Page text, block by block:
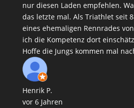
nur diesen Laden empfehlen.
das letzte mal. Als Triathlet seit
eines ehemaligen Rennrades
ich die Kompetenz dort
Hoffe die Jungs kommen mal
Henrik P.
vor 6 Jahren